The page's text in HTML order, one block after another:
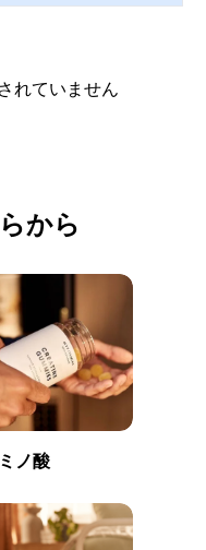
れていません
から
ノ酸